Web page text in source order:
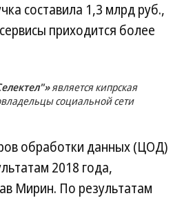
составила 1,3 млрд руб.,
приходится более
является кипрская
социальной сети
обработки данных (ЦОД)
2018 года,
Мирин. По результатам